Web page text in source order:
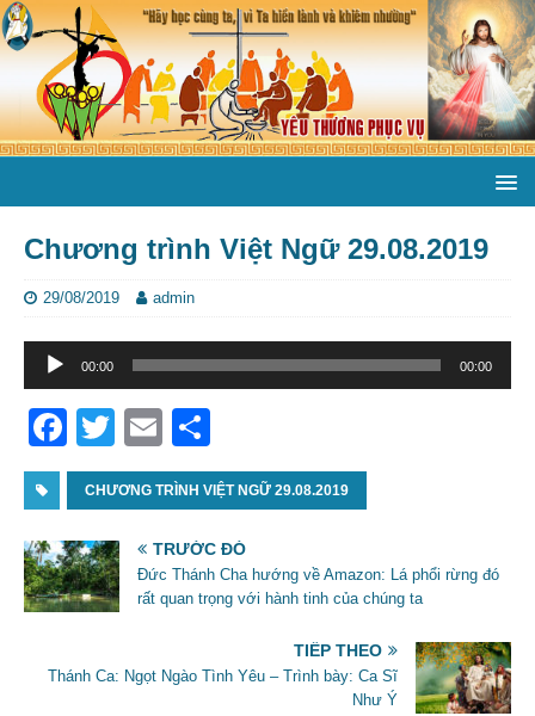
Chương trình Việt Ngữ 29.08.2019
29/08/2019 admin
Trình
phát
âm
thanh
00:00 00:00
F
a
c
e
b
o
k
T
w
itt
er
E
m
ai
l
h
ar
e
CHƯƠNG TRÌNH VIỆT NGỮ 29.08.2019
TRƯỚC ĐÓ
Đức Thánh Cha hướng về Amazon: Lá phổi rừng đó
rất quan trọng với hành tinh của chúng ta
TIẾP THEO
Thánh Ca: Ngọt Ngào Tình Yêu – Trình bày: Ca Sĩ
Như Ý